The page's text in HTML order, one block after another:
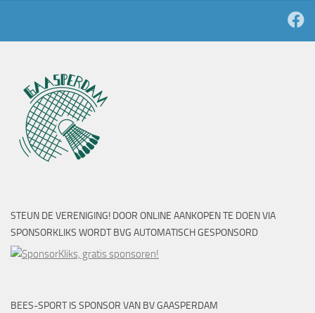
STEUN DE VERENIGING! DOOR ONLINE AANKOPEN TE DOEN VIA
SPONSORKLIKS WORDT BVG AUTOMATISCH GESPONSORD
BEES-SPORT IS SPONSOR VAN BV GAASPERDAM